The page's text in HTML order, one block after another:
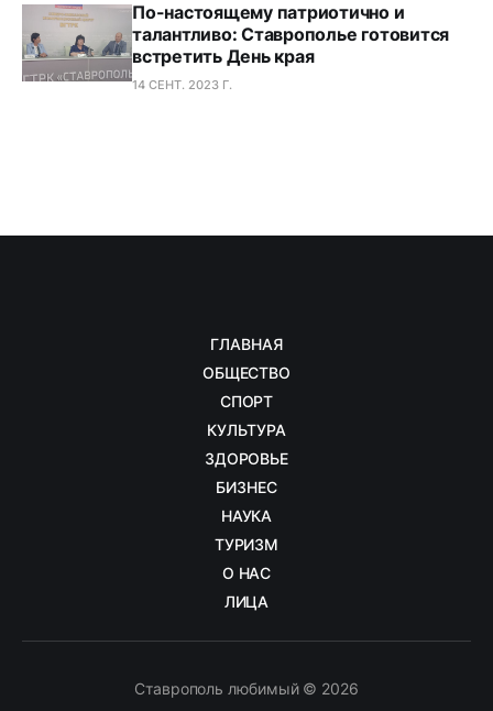
По-настоящему патриотично и
талантливо: Ставрополье готовится
встретить День края
14 СЕНТ. 2023 Г.
ГЛАВНАЯ
ОБЩЕСТВО
СПОРТ
КУЛЬТУРА
ЗДОРОВЬЕ
БИЗНЕС
НАУКА
ТУРИЗМ
О НАС
ЛИЦА
Ставрополь любимый © 2026